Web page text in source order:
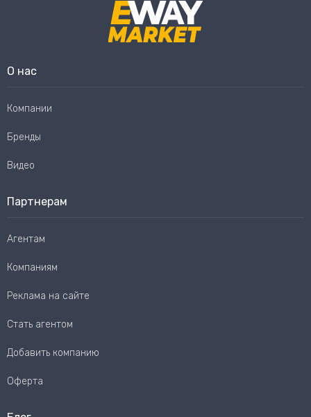
О нас
Компании
Бренды
Видео
Партнерам
Агентам
Компаниям
Реклама на сайте
Стать агентом
Добавить компанию
Оферта